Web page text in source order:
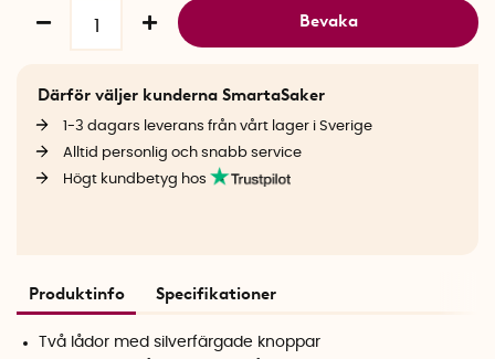
Bevaka
Därför väljer kunderna SmartaSaker
1-3 dagars leverans från vårt lager i Sverige
Alltid personlig och snabb service
Högt kundbetyg hos
Produktinfo Specifikationer
Två lådor med silverfärgade knoppar